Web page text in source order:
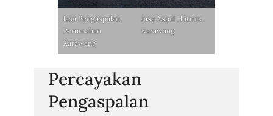
Jasa Pengaspalan
Perumahan
Karawang
Jasa Aspal Hotmix
Karawang
Percayakan
Pengaspalan